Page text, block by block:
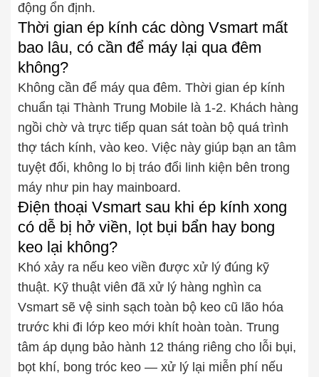
động ổn định.
Thời gian ép kính các dòng Vsmart mất
bao lâu, có cần để máy lại qua đêm
không?
Không cần để máy qua đêm. Thời gian ép kính
chuẩn tại Thành Trung Mobile là 1-2. Khách hàng
ngồi chờ và trực tiếp quan sát toàn bộ quá trình
thợ tách kính, vào keo. Việc này giúp bạn an tâm
tuyệt đối, không lo bị tráo đổi linh kiện bên trong
máy như pin hay mainboard.
Điện thoại Vsmart sau khi ép kính xong
có dễ bị hở viền, lọt bụi bẩn hay bong
keo lại không?
Khó xảy ra nếu keo viền được xử lý đúng kỹ
thuật. Kỹ thuật viên đã xử lý hàng nghìn ca
Vsmart sẽ vệ sinh sạch toàn bộ keo cũ lão hóa
trước khi đi lớp keo mới khít hoàn toàn. Trung
tâm áp dụng bảo hành 12 tháng riêng cho lỗi bụi,
bọt khí, bong tróc keo — xử lý lại miễn phí nếu